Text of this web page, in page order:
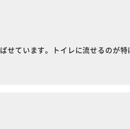
ています。トイレに流せるのが特